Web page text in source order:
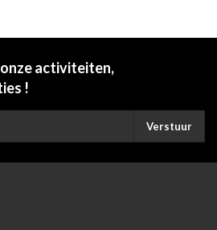
activiteiten,
!
Verstuur